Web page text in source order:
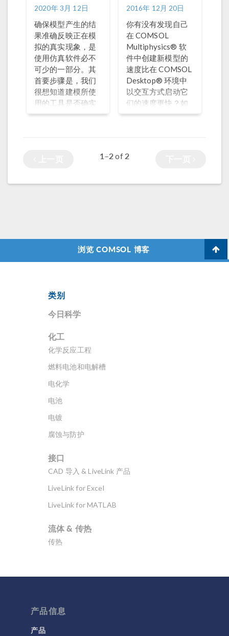
2020年 3月 12日
确保模型产生的结
果准确反映正在模
拟的真实现象，是
使用仿真软件必不
可少的一部分。其
首要步骤是，我们
很想知道建模所使
用的工具是否确实
按照其所说的那样
下载的验证示例。
2016年 12月 20日
你有没有发现自己
在 COMSOL
Multiphysics® 软
件中创建新模型的
速度比在 COMSOL
Desktop® 环境中
以交互方式启动它
们的速度更快？如
果在启动下一个模
人。
1–2of2
浏览 COMSOL 博客
类别
今日科学
化工
化学反应工程
燃料电池和电解槽
电化学
电池
电镀
腐蚀与防护
接口
CAD 导入 & LiveLink 产品
LiveLink for Excel
LiveLink for MATLAB
流体 & 传热
传热
多孔介质流动
流体流动颗粒跟踪
产品信息
产品